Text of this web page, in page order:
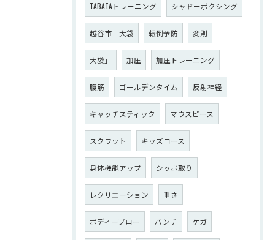
TABATAトレーニング シャドーボクシング
越谷市 大袋 転倒予防 変則
大袋」 加圧 加圧トレーニング
腹筋 ゴールデンタイム 反射神経
キャッチスティック マウスピース
スクワット キッズコース
身体機能アップ シッポ取り
レクリエーション 重さ
ボディーブロー パンチ ケガ